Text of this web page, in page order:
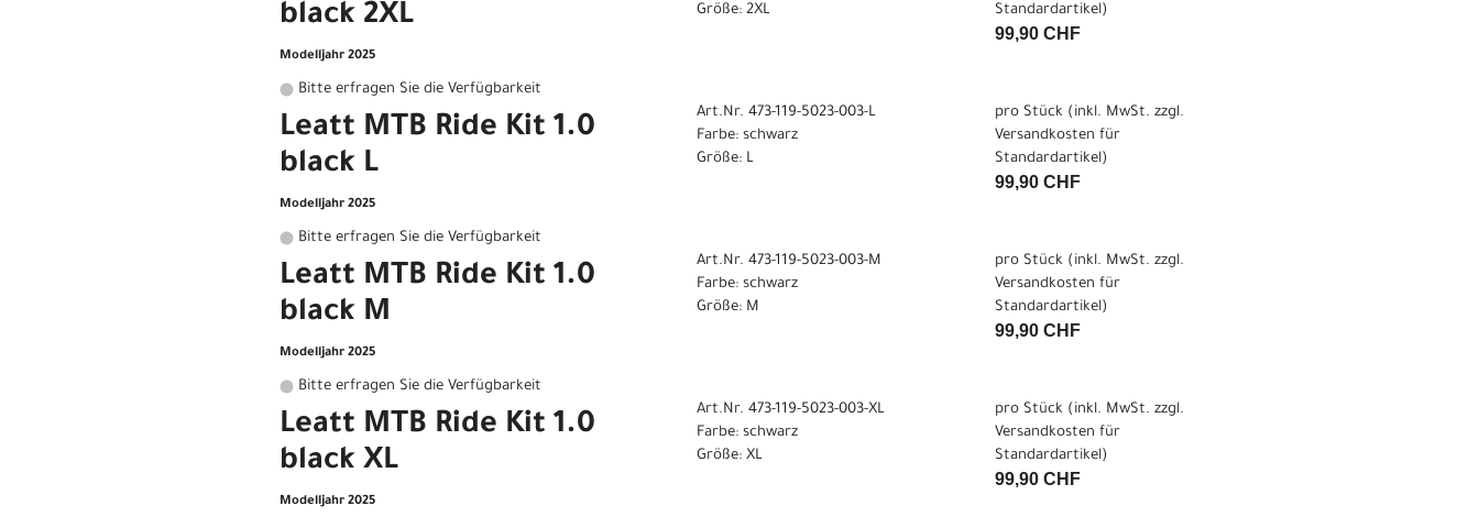
black 2XL
Modelljahr 2025
Bitte erfragen Sie die Verfügbarkeit
Größe: 2XL
Standardartikel)
99,90 CHF
Leatt MTB Ride Kit 1.0
black L
Modelljahr 2025
Bitte erfragen Sie die Verfügbarkeit
Art.Nr. 473-119-5023-003-L
Farbe: schwarz
Größe: L
pro Stück (inkl. MwSt. zzgl.
Versandkosten für
Standardartikel)
99,90 CHF
Leatt MTB Ride Kit 1.0
black M
Modelljahr 2025
Bitte erfragen Sie die Verfügbarkeit
Art.Nr. 473-119-5023-003-M
Farbe: schwarz
Größe: M
pro Stück (inkl. MwSt. zzgl.
Versandkosten für
Standardartikel)
99,90 CHF
Leatt MTB Ride Kit 1.0
black XL
Modelljahr 2025
Art.Nr. 473-119-5023-003-XL
Farbe: schwarz
Größe: XL
pro Stück (inkl. MwSt. zzgl.
Versandkosten für
Standardartikel)
99,90 CHF